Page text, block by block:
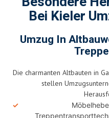
Bei Kieler
Umzug In
Die charmanten Altbauten in
stellen